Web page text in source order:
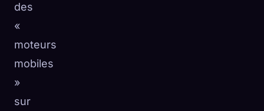
des
«
moteurs
mobiles
»
sur